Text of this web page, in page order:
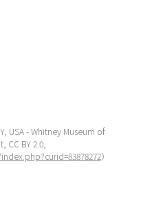
USA - Whitney Museum of
CC BY 2.0,
）